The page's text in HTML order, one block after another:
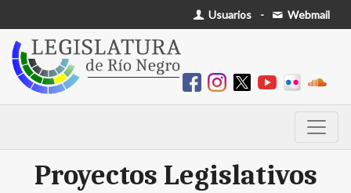
Usuarios - Webmail
Proyectos Legislativos